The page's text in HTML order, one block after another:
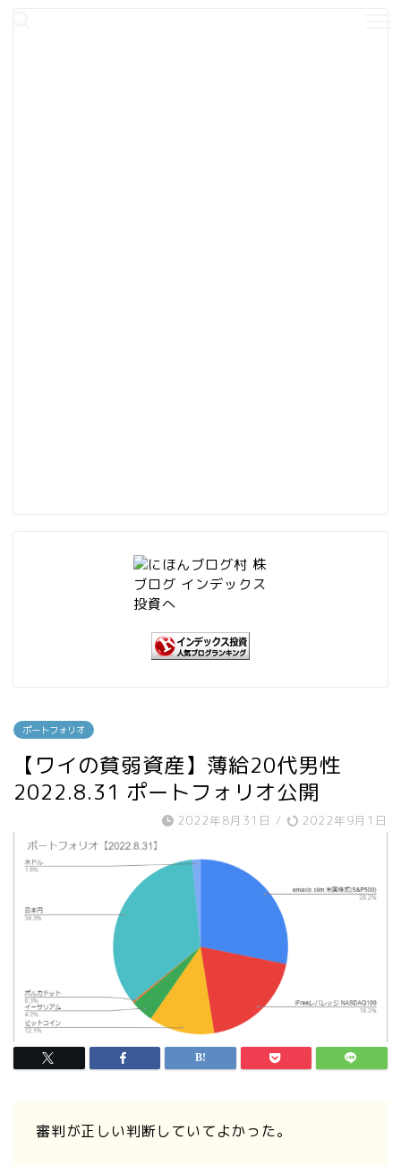
ポートフォリオ
【ワイの貧弱資産】薄給20代男性
2022.8.31 ポートフォリオ公開
2022年8月31日 / 2022年9月1日
審判が正しい判断していてよかった。